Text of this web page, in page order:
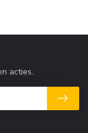
acties.